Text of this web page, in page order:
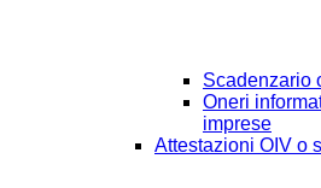
Scadenzario
Oneri
imprese
Attestazioni OIV o